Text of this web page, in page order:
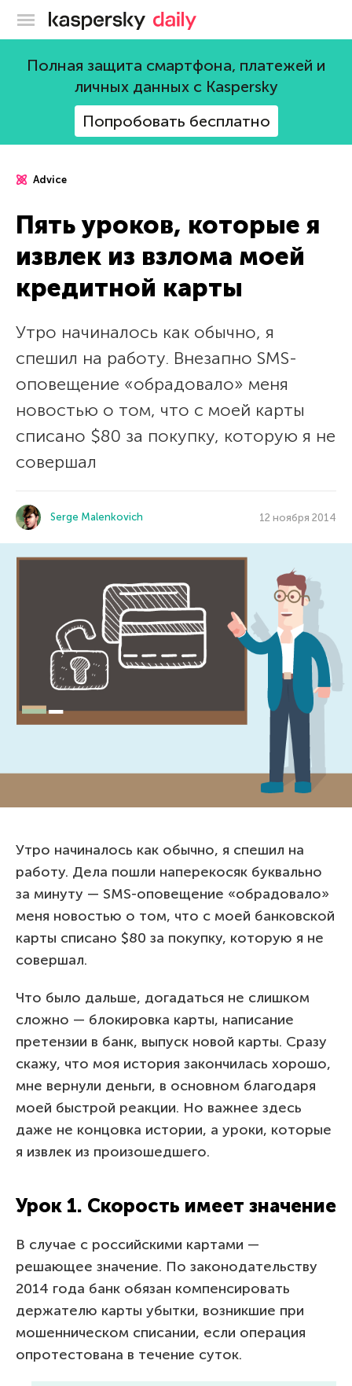
Блог Касперского
Полная защита смартфона, платежей и
личных данных с Kaspersky
Попробовать бесплатно
Advice
Пять уроков, которые я
извлек из взлома моей
кредитной карты
Утро начиналось как обычно, я
спешил на работу. Внезапно SMS-
оповещение «обрадовало» меня
новостью о том, что с моей карты
списано $80 за покупку, которую я не
совершал
Serge Malenkovich 12 ноября 2014
Утро начиналось как обычно, я спешил на
работу. Дела пошли наперекосяк буквально
за минуту — SMS-оповещение «обрадовало»
меня новостью о том, что с моей банковской
карты списано $80 за покупку, которую я не
совершал.
Что было дальше, догадаться не слишком
сложно — блокировка карты, написание
претензии в банк, выпуск новой карты. Сразу
скажу, что моя история закончилась хорошо,
мне вернули деньги, в основном благодаря
моей быстрой реакции. Но важнее здесь
даже не концовка истории, а уроки, которые
я извлек из произошедшего.
Урок 1. Скорость имеет значение
В случае с российскими картами —
решающее значение. По законодательству
2014 года банк обязан компенсировать
держателю карты убытки, возникшие при
мошенническом списании, если операция
опротестована в течение суток.